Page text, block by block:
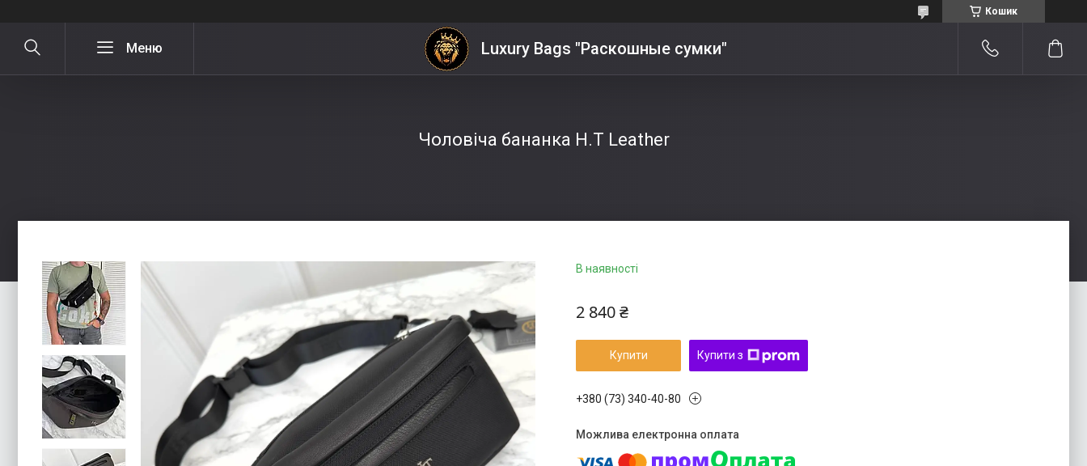
Кошик
Luxury Bags "Раскошные сумки"
Чоловіча бананка H.T Leather
В наявності
2 840 ₴
Купити Купити з
+380 (73) 340-40-80